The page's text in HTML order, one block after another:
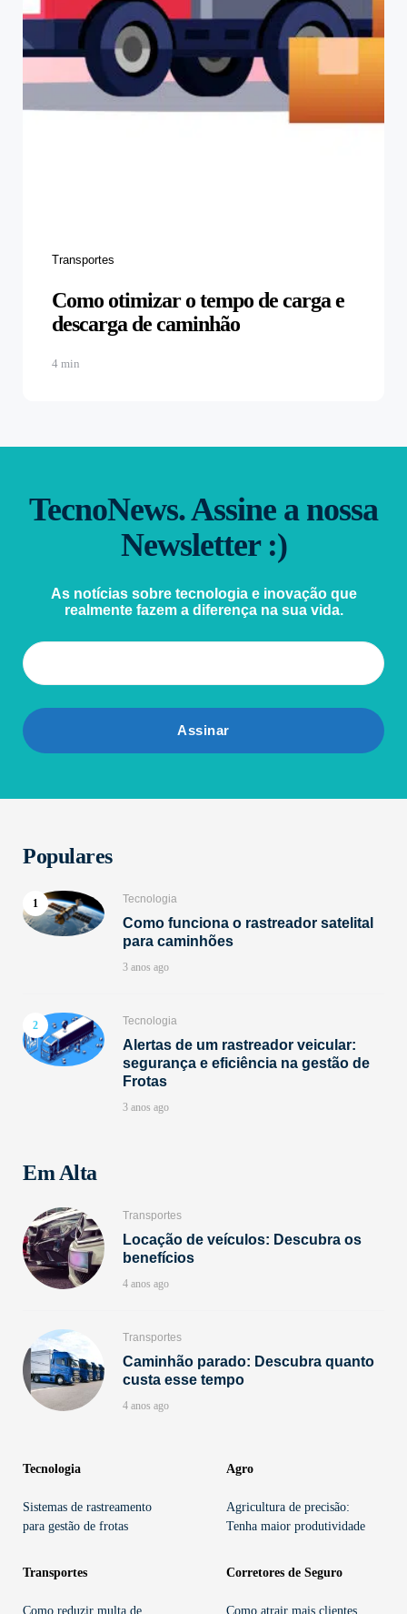
Categories
Transportes
Como otimizar o tempo de carga e
descarga de caminhão
4 min
TecnoNews. Assine a nossa
Newsletter :)
As notícias sobre tecnologia e inovação que
realmente fazem a diferença na sua vida.
Populares
Tecnologia
Como funciona o rastreador satelital
para caminhões
3 anos ago
Tecnologia
Alertas de um rastreador veicular:
segurança e eficiência na gestão de
Frotas
3 anos ago
Em Alta
Transportes
Locação de veículos: Descubra os
benefícios
4 anos ago
Transportes
Caminhão parado: Descubra quanto
custa esse tempo
4 anos ago
Tecnologia
Sistemas de rastreamento
para gestão de frotas
Agro
Agricultura de precisão:
Tenha maior produtividade
Transportes
Como reduzir multa de
Corretores de Seguro
Como atrair mais clientes